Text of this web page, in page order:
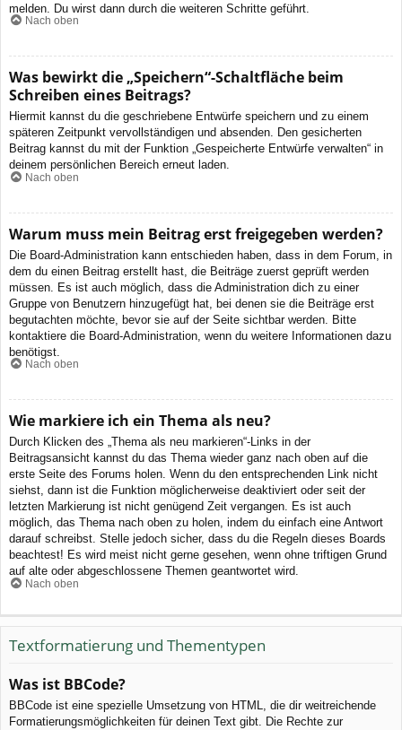
melden. Du wirst dann durch die weiteren Schritte geführt.
Nach oben
Was bewirkt die „Speichern“-Schaltfläche beim
Schreiben eines Beitrags?
Hiermit kannst du die geschriebene Entwürfe speichern und zu einem
späteren Zeitpunkt vervollständigen und absenden. Den gesicherten
Beitrag kannst du mit der Funktion „Gespeicherte Entwürfe verwalten“ in
deinem persönlichen Bereich erneut laden.
Nach oben
Warum muss mein Beitrag erst freigegeben werden?
Die Board-Administration kann entschieden haben, dass in dem Forum, in
dem du einen Beitrag erstellt hast, die Beiträge zuerst geprüft werden
müssen. Es ist auch möglich, dass die Administration dich zu einer
Gruppe von Benutzern hinzugefügt hat, bei denen sie die Beiträge erst
begutachten möchte, bevor sie auf der Seite sichtbar werden. Bitte
kontaktiere die Board-Administration, wenn du weitere Informationen dazu
benötigst.
Nach oben
Wie markiere ich ein Thema als neu?
Durch Klicken des „Thema als neu markieren“-Links in der
Beitragsansicht kannst du das Thema wieder ganz nach oben auf die
erste Seite des Forums holen. Wenn du den entsprechenden Link nicht
siehst, dann ist die Funktion möglicherweise deaktiviert oder seit der
letzten Markierung ist nicht genügend Zeit vergangen. Es ist auch
möglich, das Thema nach oben zu holen, indem du einfach eine Antwort
darauf schreibst. Stelle jedoch sicher, dass du die Regeln dieses Boards
beachtest! Es wird meist nicht gerne gesehen, wenn ohne triftigen Grund
auf alte oder abgeschlossene Themen geantwortet wird.
Nach oben
Textformatierung und Thementypen
Was ist BBCode?
BBCode ist eine spezielle Umsetzung von HTML, die dir weitreichende
Formatierungsmöglichkeiten für deinen Text gibt. Die Rechte zur